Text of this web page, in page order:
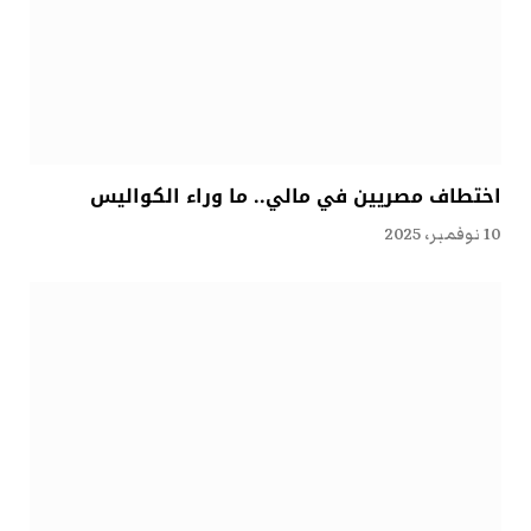
اختطاف مصريين في مالي.. ما وراء الكواليس
10 نوفمبر، 2025